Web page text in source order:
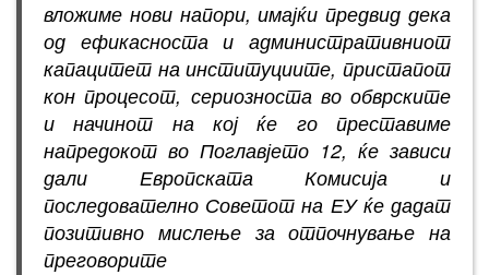
вложиме нови напори, имајќи предвид дека
од ефикасноста и административниот
капацитет на институциите, пристапот
кон процесот, сериозноста во обврските
и начинот на кој ќе го преставиме
напредокот во Поглавјето 12, ќе зависи
дали Европската Комисија и
последователно Советот на ЕУ ќе дадат
позитивно мислење за отпочнување на
преговорите